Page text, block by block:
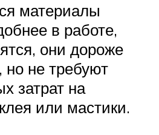
материалы
в работе,
они дороже
не требуют
затрат на
или мастики.